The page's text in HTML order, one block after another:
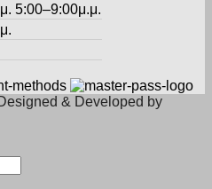
5:00–9:00μ.μ.
& Developed by